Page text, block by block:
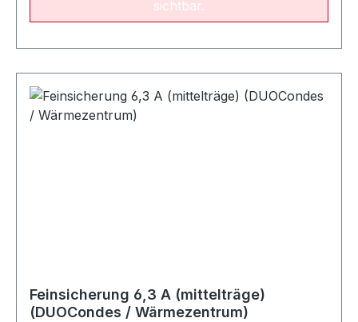
sichtbar.
Feinsicherung 6,3 A (mittelträge)
(DUOCondes / Wärmezentrum)